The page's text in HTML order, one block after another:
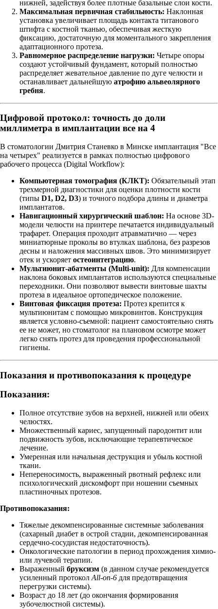
нижней, задействуя более плотные базальные слои кости.
Максимальная первичная стабильность: Наклонная
установка увеличивает площадь контакта титанового
штифта с костной тканью, обеспечивая жесткую
фиксацию, достаточную для моментального закрепления
адаптационного протеза.
Равномерное распределение нагрузки: Четыре опоры
создают устойчивый фундамент, который полностью
распределяет жевательное давление по дуге челюсти и
останавливает дальнейшую атрофию альвеолярного
гребня.
Цифровой протокол: точность до доли
миллиметра в имплантации все на 4
В стоматологии Дмитрия Станевко в Минске имплантация "Все
на четырех" реализуется в рамках полностью цифрового
рабочего процесса (Digital Workflow):
Компьютерная томография (КЛКТ): Обязательный этап
трехмерной диагностики для оценки плотности кости
(типы D1, D2, D3) и точного подбора длины и диаметра
имплантатов.
Навигационный хирургический шаблон: На основе 3D-
модели челюсти на принтере печатается индивидуальный
трафарет. Операция проходит атравматично — через
миниатюрные проколы во втулках шаблона, без разрезов
десны и наложения массивных швов. Это минимизирует
отек и ускоряет остеоинтеграцию.
Мультиюнит-абатменты (Multi-unit): Для компенсации
наклона боковых имплантатов используются специальные
переходники. Они позволяют вывести винтовые шахты
протеза в идеальное ортопедическое положение.
Винтовая фиксация протеза: Протез крепится к
мультиюнитам с помощью микровинтов. Конструкция
является условно-съемной: пациент самостоятельно снять
ее не может, но стоматолог на плановом осмотре может
легко снять протез для проведения профессиональной
гигиены.
Показания и противопоказания к процедуре
Показания:
Полное отсутствие зубов на верхней, нижней или обеих
челюстях.
Множественный кариес, запущенный пародонтит или
подвижность зубов, исключающие терапевтическое
лечение.
Умеренная или начальная деструкция и убыль костной
ткани.
Непереносимость, выраженный рвотный рефлекс или
психологический дискомфорт при ношении съемных
пластиночных протезов.
Противопоказания:
Тяжелые декомпенсированные системные заболевания
(сахарный диабет в острой стадии, декомпенсированная
сердечно-сосудистая недостаточность).
Онкологические патологии в период прохождения химио-
или лучевой терапии.
Выраженный бруксизм (в данном случае рекомендуется
усиленный протокол All-on-6 для предотвращения
перегрузки системы).
Возраст до 18 лет (до окончания формирования
зубочелюстной системы).